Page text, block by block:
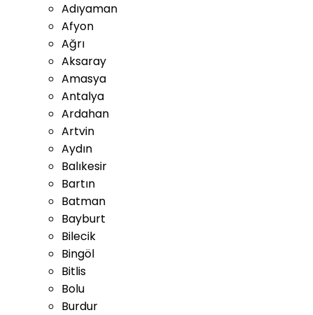
Adıyaman
Afyon
Ağrı
Aksaray
Amasya
Antalya
Ardahan
Artvin
Aydın
Balıkesir
Bartın
Batman
Bayburt
Bilecik
Bingöl
Bitlis
Bolu
Burdur